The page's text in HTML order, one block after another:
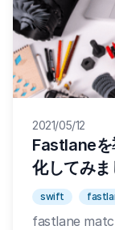
2021/05/12
Fastlaneを
化してみま
swift
fastlane